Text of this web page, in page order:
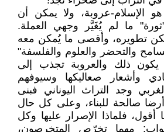
الإسلام-عروبة، ولا يمكن أن
ما لم يُغَيَّر وجهي العملة.
تطويره، وأقصى ما يُمكن معه
والتحضر والعلوم والفلسفة"
ذلك والعروبة تجذب إلى
وأشعار صعاليكها وسيوفهم
وجد التراث اليوناني فبنى
صالحة للبناء، وعلى كل حال
أقول، فلماذا الإصرار عليها وكل
مهما تخرّص المتخرصون،